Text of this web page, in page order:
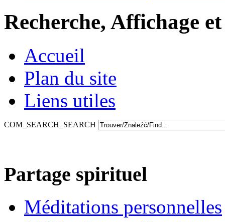
Recherche, Affichage
Accueil
Plan du site
Liens utiles
COM_SEARCH_SEARCH
Partage spirituel
Méditations personnelles